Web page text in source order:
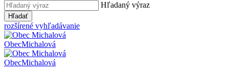
Hľadaný výraz
Hľadať
rozšírené vyhľadávanie
ObecMichalová
ObecMichalová